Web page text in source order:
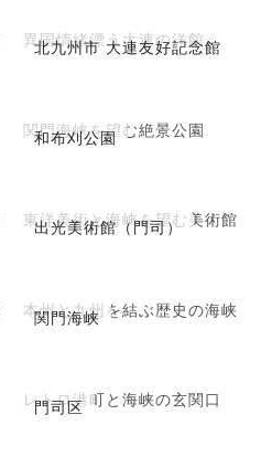
北九州市 大連友好記念館
異国情緒漂う大連の洋館
和布刈公園
関門海峡を望む絶景公園
出光美術館（門司）
東洋美術と海峡を望む美術館
関門海峡
本州と九州を結ぶ歴史の海峡
門司区
レトロ港町と海峡の玄関口